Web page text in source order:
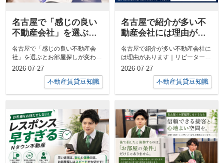
名古屋で「感じの良い
不動産会社」を選ぶと
お部屋探しが変わる理
由｜Nタウン不動産
名古屋で「感じの良い不動産会
社」を選ぶとお部屋探しが変わる
理由部屋は同じでも不動産会社で
お部屋探しの...
2026-07-27
不動産賃貸豆知識
名古屋で紹介が多い不
動産会社には理由があ
ります｜リピーター・
紹介が増え続けるNタウ
ン不動産の考え方
名古屋で紹介が多い不動産会社に
は理由があります｜リピーター・
紹介が増え続けるNタウン不動産
の考え方「...
2026-07-27
不動産賃貸豆知識